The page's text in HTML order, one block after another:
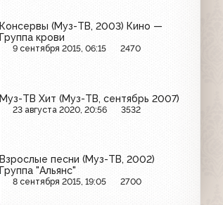
Консервы (Муз-ТВ, 2003) Кино —
Группа крови
9 сентября 2015, 06:15 2470
Муз-ТВ Хит (Муз-ТВ, сентябрь 2007)
23 августа 2020, 20:56 3532
Взрослые песни (Муз-ТВ, 2002)
Группа "Альянс"
8 сентября 2015, 19:05 2700